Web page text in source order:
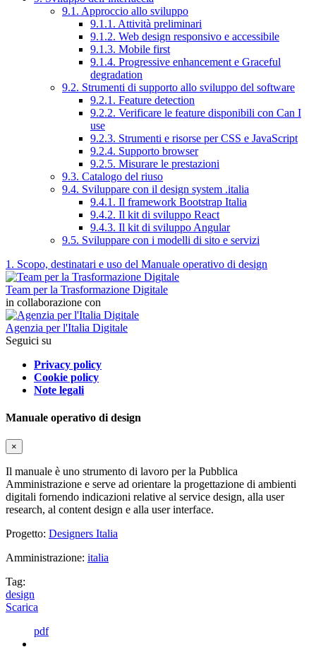
9.1. Approccio allo sviluppo
9.1.1. Attività preliminari
9.1.2. Web design responsivo e accessibile
9.1.3. Mobile first
9.1.4. Progressive enhancement e Graceful
degradation
9.2. Strumenti di supporto allo sviluppo del software
9.2.1. Feature detection
9.2.2. Verificare le feature disponibili con Can I
use
9.2.3. Strumenti e risorse per CSS e JavaScript
9.2.4. Supporto browser
9.2.5. Misurare le prestazioni
9.3. Catalogo del riuso
9.4. Sviluppare con il design system .italia
9.4.1. Il framework Bootstrap Italia
9.4.2. Il kit di sviluppo React
9.4.3. Il kit di sviluppo Angular
9.5. Sviluppare con i modelli di sito e servizi
1. Scopo, destinatari e uso del Manuale operativo di design
Team per la Trasformazione Digitale
in collaborazione con
Agenzia per l'Italia Digitale
Seguici su
Privacy policy
Cookie policy
Note legali
Manuale operativo di design
×
Il manuale è uno strumento di lavoro per la Pubblica
Amministrazione e serve ad orientare la progettazione di ambienti
digitali fornendo indicazioni relative al service design, alla user
research, al content design e alla user interface.
Progetto: Designers Italia
Amministrazione: italia
Tag:
design
Scarica
pdf